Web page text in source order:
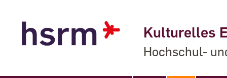
Kulturelles
Hochschul-